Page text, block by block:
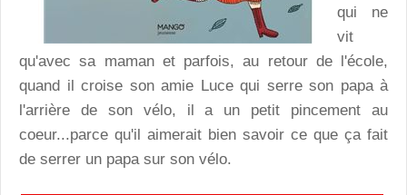
qui ne
vit
qu'avec sa maman et parfois, au retour de l'école,
quand il croise son amie Luce qui serre son papa à
l'arrière de son vélo, il a un petit pincement au
coeur...parce qu'il aimerait bien savoir ce que ça fait
de serrer un papa sur son vélo.